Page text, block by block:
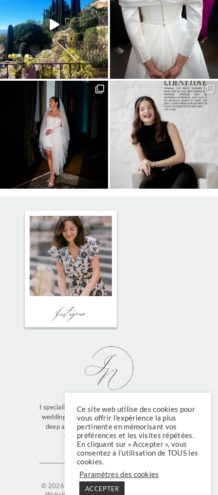
FIND ME ON
Instagram
I specialize in full-service planning of multi-days
weddings for international couples who have a
deep appreciation for French culture and its
world-renowned “art de vivre”.
© 2026 Julie Nagy Legal terms
Ce site web utilise des cookies pour
vous offrir l'expérience la plus
pertinente en mémorisant vos
préférences et les visites répétées.
En cliquant sur « Accepter », vous
consentez à l'utilisation de TOUS les
cookies.
Paramètres des cookies
ACCEPTER